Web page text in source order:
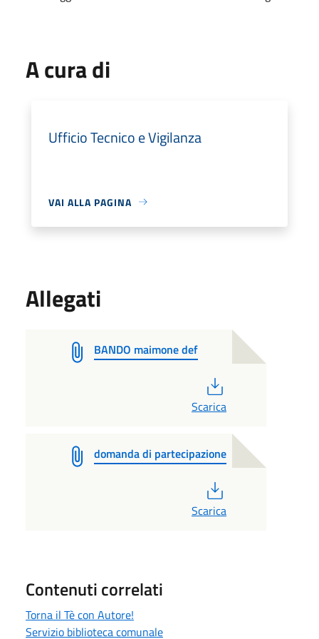
A cura di
Ufficio Tecnico e Vigilanza
VAI ALLA PAGINA
Allegati
BANDO maimone def
Scarica
domanda di partecipazione
Scarica
Contenuti correlati
Torna il Tè con Autore!
Servizio biblioteca comunale